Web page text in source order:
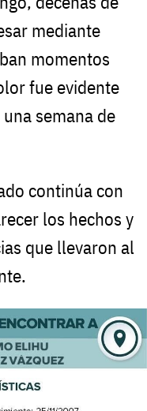
mediante
momentos
fue evidente
semana de
continúa con
los hechos y
que llevaron al